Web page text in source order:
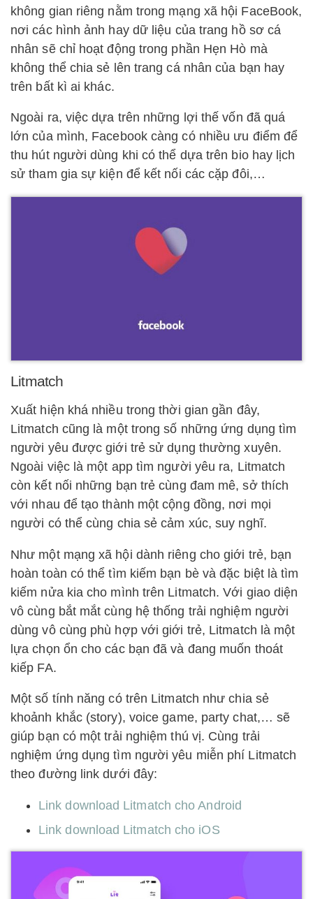
không gian riêng nằm trong mạng xã hội FaceBook,
nơi các hình ảnh hay dữ liệu của trang hồ sơ cá
nhân sẽ chỉ hoạt động trong phần Hẹn Hò mà
không thể chia sẻ lên trang cá nhân của bạn hay
trên bất kì ai khác.
Ngoài ra, việc dựa trên những lợi thế vốn đã quá
lớn của mình, Facebook càng có nhiều ưu điểm để
thu hút người dùng khi có thể dựa trên bio hay lịch
sử tham gia sự kiện để kết nối các cặp đôi,…
Litmatch
Xuất hiện khá nhiều trong thời gian gần đây,
Litmatch cũng là một trong số những ứng dụng tìm
người yêu được giới trẻ sử dụng thường xuyên.
Ngoài việc là một app tìm người yêu ra, Litmatch
còn kết nối những bạn trẻ cùng đam mê, sở thích
với nhau để tạo thành một cộng đồng, nơi mọi
người có thể cùng chia sẻ cảm xúc, suy nghĩ.
Như một mạng xã hội dành riêng cho giới trẻ, bạn
hoàn toàn có thể tìm kiếm bạn bè và đặc biệt là tìm
kiếm nửa kia cho mình trên Litmatch. Với giao diện
vô cùng bắt mắt cùng hệ thống trải nghiệm người
dùng vô cùng phù hợp với giới trẻ, Litmatch là một
lựa chọn ổn cho các bạn đã và đang muốn thoát
kiếp FA.
Một số tính năng có trên Litmatch như chia sẻ
khoảnh khắc (story), voice game, party chat,… sẽ
giúp bạn có một trải nghiệm thú vị. Cùng trải
nghiệm ứng dụng tìm người yêu miễn phí Litmatch
theo đường link dưới đây:
Link download Litmatch cho Android
Link download Litmatch cho iOS